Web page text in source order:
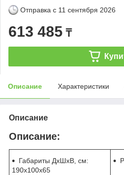
Отправка с 11 сентября 2026
613 485 ₸
Описание Характеристики
Описание
Описание:
Габариты ДхШхВ, см:
190x100x65